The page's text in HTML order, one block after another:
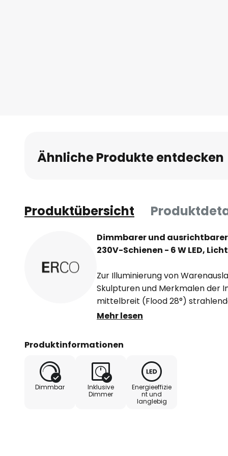
Ähnliche Produkte entdecken
Produktübersicht
Dimmbarer und
230V-Schienen - 6 W LED,
Zur Illuminierung von
Skulpturen und Merkmalen der
mittelbreit (Flood 28°)
Parscan wie geschaffen. Der
gefestigt und erlaubt ein
Polymer sorgen für die
Hochwertige und effiziente High-
mit guter Farbwiedergabe. Der
Aluminiumguss gefertigt, der
Mehr lesen
Produktinformationen
Dimmbar
Inklusive
Dimmer
Energieeffizie
nt und
langlebig